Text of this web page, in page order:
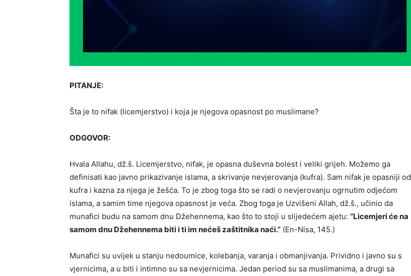
PITANJE:
Šta je to nifak (licemjerstvo) i koja je njegova opasnost po muslimane?
ODGOVOR:
Hvala Allahu, dž.š. Licemjerstvo, nifak, je opasna duševna bolest i veliki grijeh. Možemo ga
definisati kao javno prikazivanje islama, a skrivanje nevjerovanja (kufra). Sam nifak je opasniji od
kufra i kazna za njega je žešća. To je zbog toga što se radi o nevjerovanju ogrnutim odjećom
islama, a samim time njegova opasnost je veća. Zbog toga je Uzvišeni Allah, dž.š., učinio da
munafici budu na samom dnu Džehennema, kao što to stoji u slijedećem ajetu: “Licemjeri će na
samom dnu Džehennema biti i ti im nećeš zaštitnika naći.” (En-Nisa, 145.)
Munafici su uvijek u stanju nedoumice, kolebanja, varanja i obmanjivanja. Prividno i javno su s
vjernicima, a u biti i intimno su sa nevjernicima. Jedan period su sa muslimanima, a drugi sa